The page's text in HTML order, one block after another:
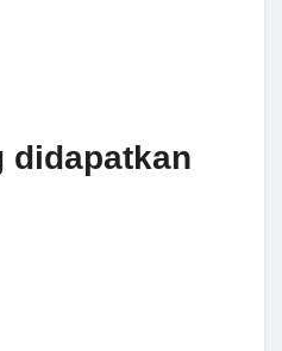
didapatkan